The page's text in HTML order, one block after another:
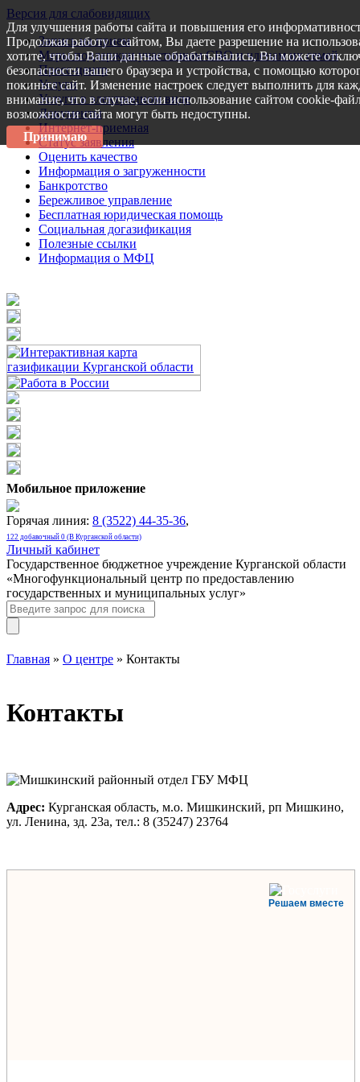
Версия для слабовидящих
Запись на прием
Меры поддержки участникам СВО и членам их семей
Пресс-центр
Услуги
Услуги в электронном виде
Документы
Интернет-приемная
Статус заявления
Оценить качество
Информация о загруженности
Банкротство
Бережливое управление
Бесплатная юридическая помощь
Социальная догазификация
Полезные ссылки
Информация о МФЦ
Мобильное приложение
Горячая линия: 8 (3522) 44-35-36,
122 добавочный 0 (В Курганской области)
Личный кабинет
Государственное бюджетное учреждение Курганской области
«Многофункциональный центр по предоставлению
государственных и муниципальных услуг»
Главная » О центре » Контакты
Контакты
Адрес: Курганская область, м.о. Мишкинский, рп Мишкино,
ул. Ленина, зд. 23а, тел.: 8 (35247) 23764
Решаем вместе
Для улучшения работы сайта и повышения его
Продолжая работу с сайтом, Вы даете разрешение на
хотите, чтобы Ваши данные обрабатывались, Вы можете
безопасности вашего браузера и устройства, с помощью
покиньте сайт. Изменение настроек следует выполнить для
внимание, что в случае, если использование сайтом cookie-
возможности сайта могут быть недоступны.
Принимаю